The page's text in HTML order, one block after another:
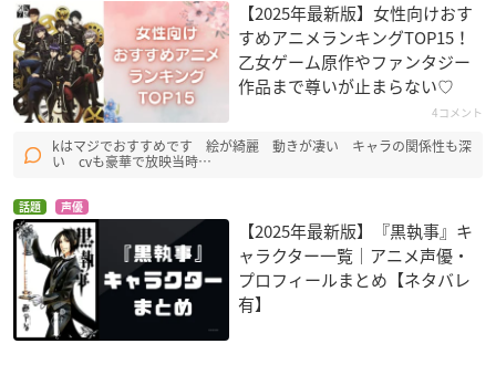
【2025年最新版】女性向けおす
すめアニメランキングTOP15！
乙女ゲーム原作やファンタジー
作品まで尊いが止まらない♡
4コメント
kはマジでおすすめです 絵が綺麗 動きが凄い キャラの関係性も深
い cvも豪華で放映当時…
話題 声優
【2025年最新版】『黒執事』キ
ャラクター一覧｜アニメ声優・
プロフィールまとめ【ネタバレ
有】